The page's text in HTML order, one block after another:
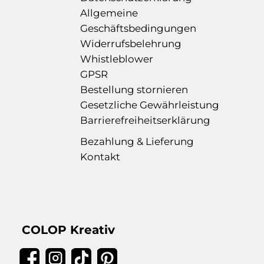
Allgemeine
Geschäftsbedingungen
Widerrufsbelehrung
Whistleblower
GPSR
Bestellung stornieren
Gesetzliche Gewährleistung
Barrierefreiheitserklärung
Bezahlung & Lieferung
Kontakt
COLOP Kreativ